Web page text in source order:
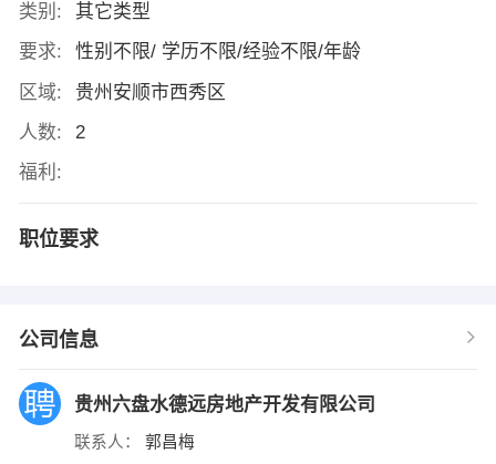
类别:
其它类型
要求:
性别不限/ 学历不限/经验不限/年龄
区域:
贵州安顺市西秀区
人数:
2
福利:
职位要求
公司信息
贵州六盘水德远房地产开发有限公司
联系人： 郭昌梅